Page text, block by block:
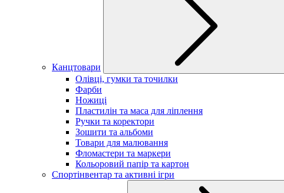
Канцтовари
Олівці, гумки та точилки
Фарби
Ножиці
Пластилін та маса для ліплення
Ручки та коректори
Зошити та альбоми
Товари для малювання
Фломастери та маркери
Кольоровий папір та картон
Спортінвентар та активні ігри